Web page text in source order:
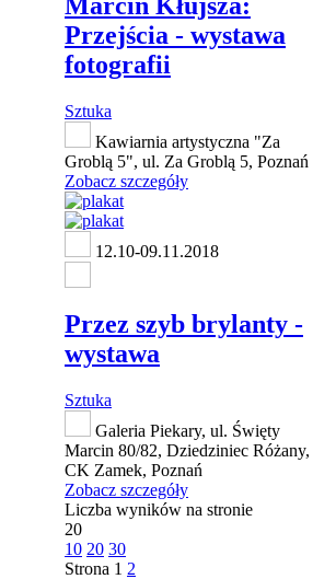
Przejścia - wystawa
fotografii
Sztuka
Kawiarnia artystyczna "Za
Groblą 5", ul. Za Groblą 5, Poznań
Zobacz szczegóły
12.10-09.11.2018
Przez szyb brylanty -
wystawa
Sztuka
Galeria Piekary, ul. Święty
Marcin 80/82, Dziedziniec Różany,
CK Zamek, Poznań
Zobacz szczegóły
Liczba wyników na stronie
20
10 20 30
Strona 1 2